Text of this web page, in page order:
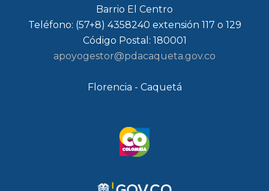
Barrio El Centro
Teléfono: (57+8) 4358240 extensión 117 o 129
Código Postal: 180001
apoyogestor@pdacaqueta.gov.co
Florencia - Caquetá